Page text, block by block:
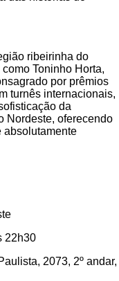
ribeirinha do
Toninho Horta,
por prêmios
turnês internacionais,
da
Nordeste, oferecendo
absolutamente
22h30
2073, 2º andar,